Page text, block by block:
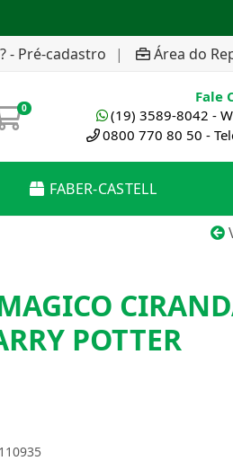
- Pré-cadastro | Área do
0
Fale
(19) 3589-8042 -
0800 770 80 50 -
FABER-CASTELL
POTTER